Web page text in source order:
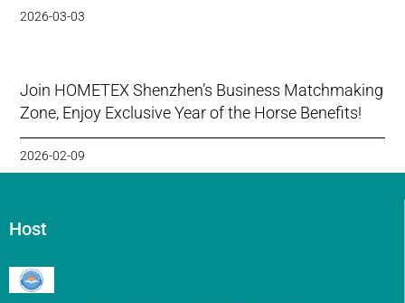
2026-03-03
Join HOMETEX Shenzhen’s Business Matchmaking
Zone, Enjoy Exclusive Year of the Horse Benefits!
2026-02-09
Host